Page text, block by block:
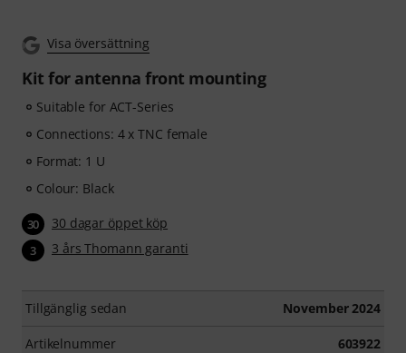
Visa översättning
Kit for antenna front mounting
Suitable for ACT-Series
Connections: 4 x TNC female
Format: 1 U
Colour: Black
30 30 dagar öppet köp
3 3 års Thomann garanti
Tillgänglig sedan November 2024
Artikelnummer 603922